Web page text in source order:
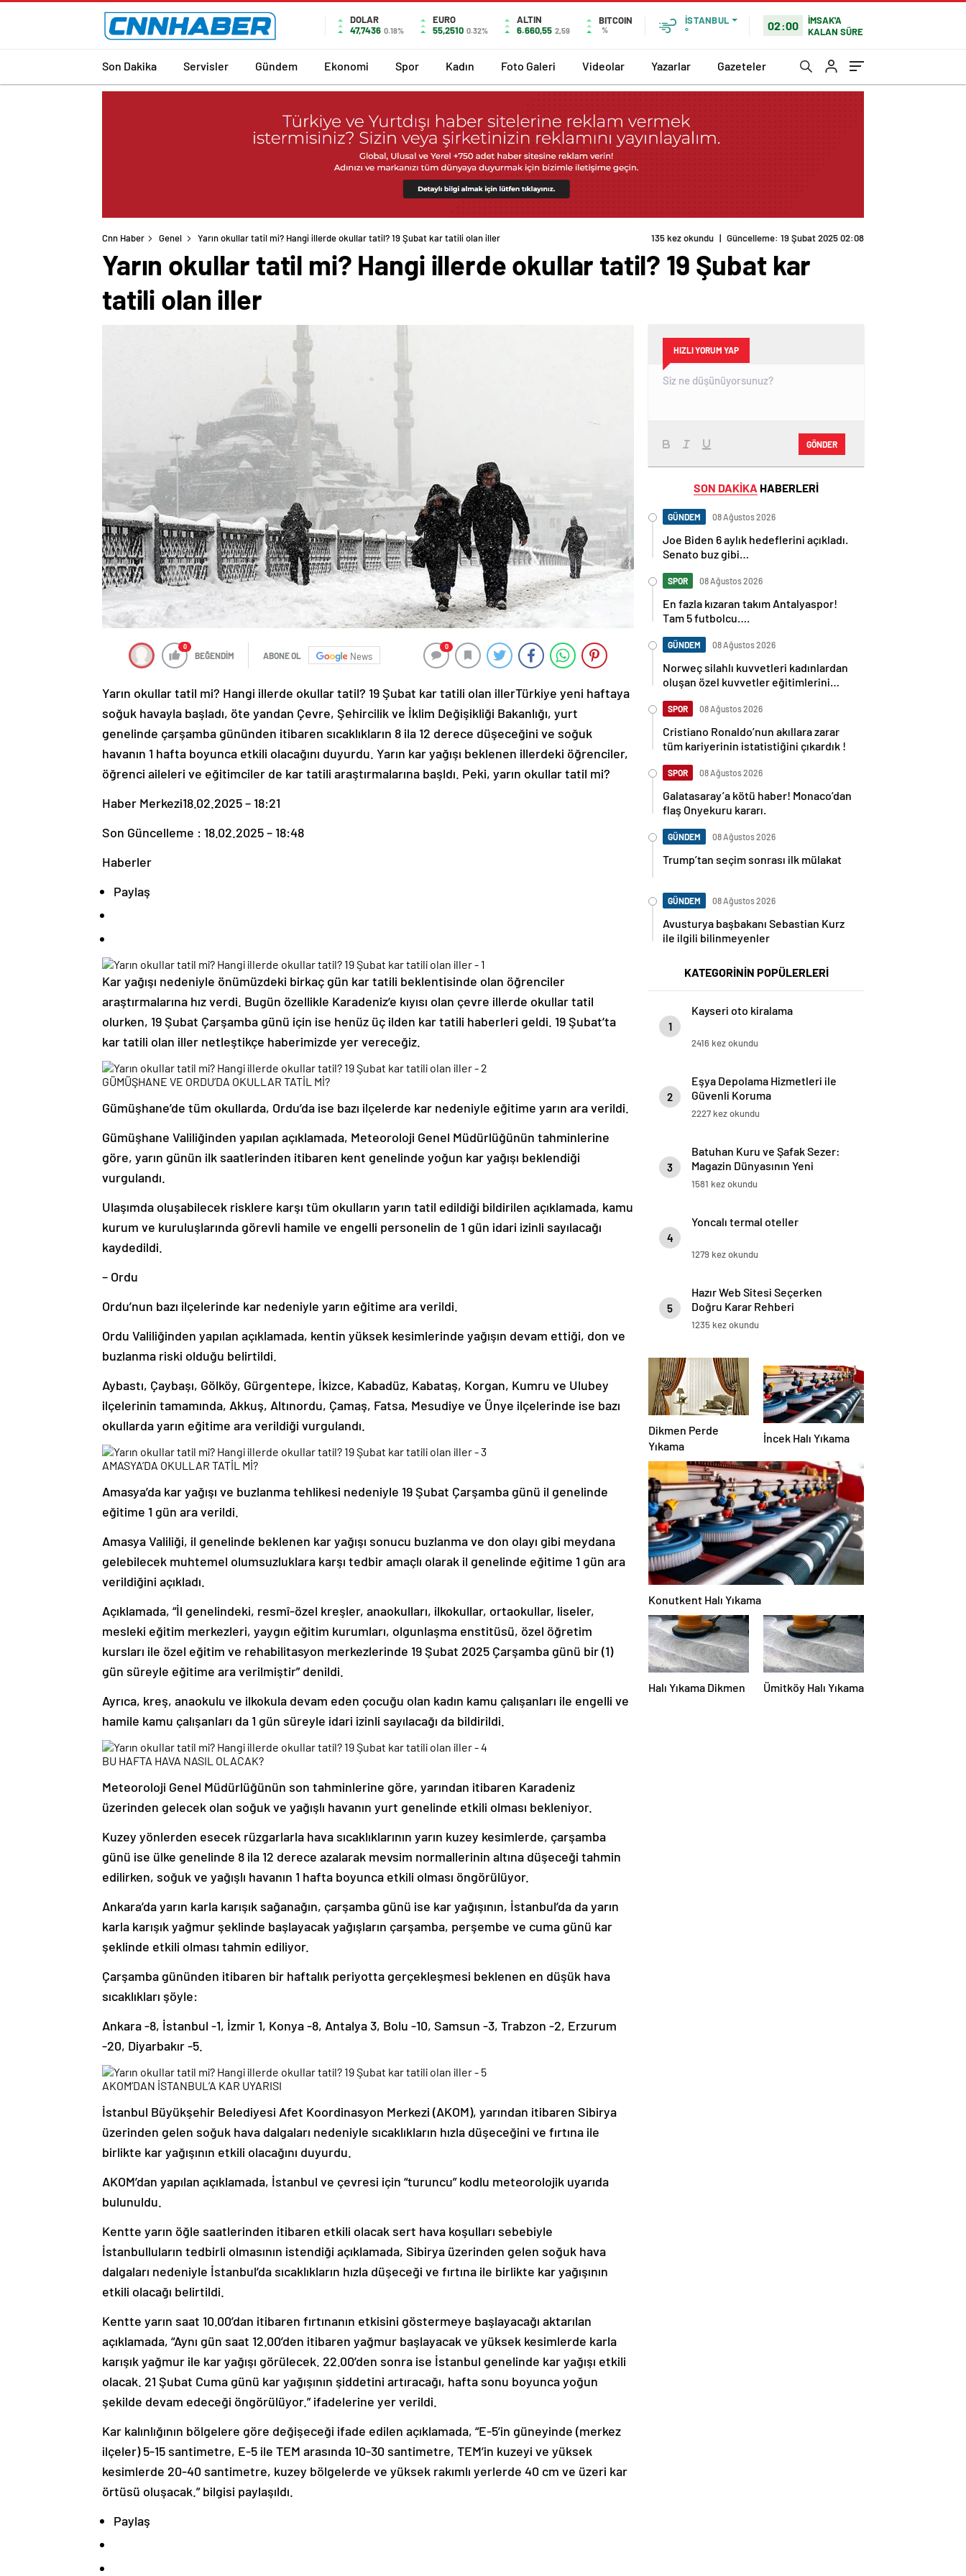
DOLAR
47,7436 0.18%
EURO
55,2510 0.32%
ALTIN
6.660,55 2,59
BITCOIN
%
İSTANBUL
°
02:00
İMSAK'A
KALAN SÜRE
Son Dakika Servisler Gündem Ekonomi Spor Kadın Foto Galeri Videolar Yazarlar Gazeteler
Cnn Haber Genel Yarın okullar tatil mi? Hangi illerde okullar tatil? 19 Şubat kar tatili olan iller 135 kez okundu | Güncelleme: 19 Şubat 2025 02:08
Yarın okullar tatil mi? Hangi illerde okullar tatil? 19 Şubat kar
tatili olan iller
0
BEĞENDİM ABONE OL News
0
Yarın okullar tatil mi? Hangi illerde okullar tatil? 19 Şubat kar tatili olan illerTürkiye yeni haftaya
soğuk havayla başladı, öte yandan Çevre, Şehircilik ve İklim Değişikliği Bakanlığı, yurt
genelinde çarşamba gününden itibaren sıcaklıkların 8 ila 12 derece düşeceğini ve soğuk
havanın 1 hafta boyunca etkili olacağını duyurdu. Yarın kar yağışı beklenen illerdeki öğrenciler,
öğrenci aileleri ve eğitimciler de kar tatili araştırmalarına başldı. Peki, yarın okullar tatil mi?
Haber Merkezi18.02.2025 – 18:21
Son Güncelleme : 18.02.2025 – 18:48
Haberler
Paylaş
Kar yağışı nedeniyle önümüzdeki birkaç gün kar tatili beklentisinde olan öğrenciler
araştırmalarına hız verdi. Bugün özellikle Karadeniz’e kıyısı olan çevre illerde okullar tatil
olurken, 19 Şubat Çarşamba günü için ise henüz üç ilden kar tatili haberleri geldi. 19 Şubat’ta
kar tatili olan iller netleştikçe haberimizde yer vereceğiz.
GÜMÜŞHANE VE ORDU’DA OKULLAR TATİL Mİ?
Gümüşhane’de tüm okullarda, Ordu’da ise bazı ilçelerde kar nedeniyle eğitime yarın ara verildi.
Gümüşhane Valiliğinden yapılan açıklamada, Meteoroloji Genel Müdürlüğünün tahminlerine
göre, yarın günün ilk saatlerinden itibaren kent genelinde yoğun kar yağışı beklendiği
vurgulandı.
Ulaşımda oluşabilecek risklere karşı tüm okulların yarın tatil edildiği bildirilen açıklamada, kamu
kurum ve kuruluşlarında görevli hamile ve engelli personelin de 1 gün idari izinli sayılacağı
kaydedildi.
– Ordu
Ordu’nun bazı ilçelerinde kar nedeniyle yarın eğitime ara verildi.
Ordu Valiliğinden yapılan açıklamada, kentin yüksek kesimlerinde yağışın devam ettiği, don ve
buzlanma riski olduğu belirtildi.
Aybastı, Çaybaşı, Gölköy, Gürgentepe, İkizce, Kabadüz, Kabataş, Korgan, Kumru ve Ulubey
ilçelerinin tamamında, Akkuş, Altınordu, Çamaş, Fatsa, Mesudiye ve Ünye ilçelerinde ise bazı
okullarda yarın eğitime ara verildiği vurgulandı.
AMASYA’DA OKULLAR TATİL Mİ?
Amasya’da kar yağışı ve buzlanma tehlikesi nedeniyle 19 Şubat Çarşamba günü il genelinde
eğitime 1 gün ara verildi.
Amasya Valiliği, il genelinde beklenen kar yağışı sonucu buzlanma ve don olayı gibi meydana
gelebilecek muhtemel olumsuzluklara karşı tedbir amaçlı olarak il genelinde eğitime 1 gün ara
verildiğini açıkladı.
Açıklamada, “İl genelindeki, resmî-özel kreşler, anaokulları, ilkokullar, ortaokullar, liseler,
mesleki eğitim merkezleri, yaygın eğitim kurumları, olgunlaşma enstitüsü, özel öğretim
kursları ile özel eğitim ve rehabilitasyon merkezlerinde 19 Şubat 2025 Çarşamba günü bir (1)
gün süreyle eğitime ara verilmiştir” denildi.
Ayrıca, kreş, anaokulu ve ilkokula devam eden çocuğu olan kadın kamu çalışanları ile engelli ve
hamile kamu çalışanları da 1 gün süreyle idari izinli sayılacağı da bildirildi.
BU HAFTA HAVA NASIL OLACAK?
Meteoroloji Genel Müdürlüğünün son tahminlerine göre, yarından itibaren Karadeniz
üzerinden gelecek olan soğuk ve yağışlı havanın yurt genelinde etkili olması bekleniyor.
Kuzey yönlerden esecek rüzgarlarla hava sıcaklıklarının yarın kuzey kesimlerde, çarşamba
günü ise ülke genelinde 8 ila 12 derece azalarak mevsim normallerinin altına düşeceği tahmin
edilirken, soğuk ve yağışlı havanın 1 hafta boyunca etkili olması öngörülüyor.
Ankara’da yarın karla karışık sağanağın, çarşamba günü ise kar yağışının, İstanbul’da da yarın
karla karışık yağmur şeklinde başlayacak yağışların çarşamba, perşembe ve cuma günü kar
şeklinde etkili olması tahmin ediliyor.
Çarşamba gününden itibaren bir haftalık periyotta gerçekleşmesi beklenen en düşük hava
sıcaklıkları şöyle:
Ankara -8, İstanbul -1, İzmir 1, Konya -8, Antalya 3, Bolu -10, Samsun -3, Trabzon -2, Erzurum
-20, Diyarbakır -5.
AKOM’DAN İSTANBUL’A KAR UYARISI
İstanbul Büyükşehir Belediyesi Afet Koordinasyon Merkezi (AKOM), yarından itibaren Sibirya
üzerinden gelen soğuk hava dalgaları nedeniyle sıcaklıkların hızla düşeceğini ve fırtına ile
birlikte kar yağışının etkili olacağını duyurdu.
AKOM’dan yapılan açıklamada, İstanbul ve çevresi için “turuncu” kodlu meteorolojik uyarıda
bulunuldu.
Kentte yarın öğle saatlerinden itibaren etkili olacak sert hava koşulları sebebiyle
İstanbulluların tedbirli olmasının istendiği açıklamada, Sibirya üzerinden gelen soğuk hava
dalgaları nedeniyle İstanbul’da sıcaklıkların hızla düşeceği ve fırtına ile birlikte kar yağışının
etkili olacağı belirtildi.
Kentte yarın saat 10.00’dan itibaren fırtınanın etkisini göstermeye başlayacağı aktarılan
açıklamada, “Aynı gün saat 12.00’den itibaren yağmur başlayacak ve yüksek kesimlerde karla
karışık yağmur ile kar yağışı görülecek. 22.00’den sonra ise İstanbul genelinde kar yağışı etkili
olacak. 21 Şubat Cuma günü kar yağışının şiddetini artıracağı, hafta sonu boyunca yoğun
şekilde devam edeceği öngörülüyor.” ifadelerine yer verildi.
Kar kalınlığının bölgelere göre değişeceği ifade edilen açıklamada, “E-5’in güneyinde (merkez
ilçeler) 5-15 santimetre, E-5 ile TEM arasında 10-30 santimetre, TEM’in kuzeyi ve yüksek
kesimlerde 20-40 santimetre, kuzey bölgelerde ve yüksek rakımlı yerlerde 40 cm ve üzeri kar
örtüsü oluşacak.” bilgisi paylaşıldı.
Paylaş
HIZLI YORUM YAP
GÖNDER
SON DAKİKA HABERLERİ
GÜNDEM 08 Ağustos 2026
Joe Biden 6 aylık hedeflerini açıkladı.
Senato buz gibi…
SPOR 08 Ağustos 2026
En fazla kızaran takım Antalyaspor!
Tam 5 futbolcu….
GÜNDEM 08 Ağustos 2026
Norweç silahlı kuvvetleri kadınlardan
oluşan özel kuvvetler eğitimlerini
SPOR 08 Ağustos 2026
Cristiano Ronaldo’nun akıllara zarar
tüm kariyerinin istatistiğini çıkardık !
SPOR 08 Ağustos 2026
Galatasaray’a kötü haber! Monaco’dan
flaş Onyekuru kararı.
GÜNDEM 08 Ağustos 2026
Trump’tan seçim sonrası ilk mülakat
GÜNDEM 08 Ağustos 2026
Avusturya başbakanı Sebastian Kurz
ile ilgili bilinmeyenler
KATEGORİNİN POPÜLERLERİ
1
Kayseri oto kiralama
2416 kez okundu
2
Eşya Depolama Hizmetleri ile
Güvenli Koruma
2227 kez okundu
3
Batuhan Kuru ve Şafak Sezer:
Magazin Dünyasının Yeni
“Dynamic Duo”su!
1581 kez okundu
4
Yoncalı termal oteller
1279 kez okundu
5
Hazır Web Sitesi Seçerken
Doğru Karar Rehberi
1235 kez okundu
Dikmen Perde
Yıkama
İncek Halı Yıkama
Konutkent Halı Yıkama
Halı Yıkama Dikmen Ümitköy Halı Yıkama